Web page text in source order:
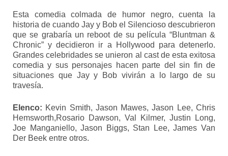
Esta comedia colmada de humor negro, cuenta la
historia de cuando Jay y Bob el Silencioso descubrieron
que se grabaría un reboot de su película “Bluntman &
Chronic” y decidieron ir a Hollywood para detenerlo.
Grandes celebridades se unieron al cast de esta exitosa
comedia y sus personajes hacen parte del sin fin de
situaciones que Jay y Bob vivirán a lo largo de su
travesía.
Elenco: Kevin Smith, Jason Mawes, Jason Lee, Chris
Hemsworth,Rosario Dawson, Val Kilmer, Justin Long,
Joe Manganiello, Jason Biggs, Stan Lee, James Van
Der Beek entre otros.